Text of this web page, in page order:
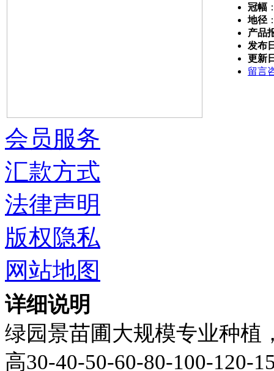
冠幅
地径
产品
发布
更新
留言
详细说明
绿园景苗圃大规模专业种植
高30-40-50-60-80-100-120-
会员服务
汇款方式
法律声明
版权隐私
网站地图